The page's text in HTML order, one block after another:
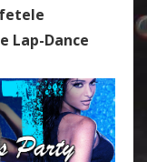
Lap-Dance